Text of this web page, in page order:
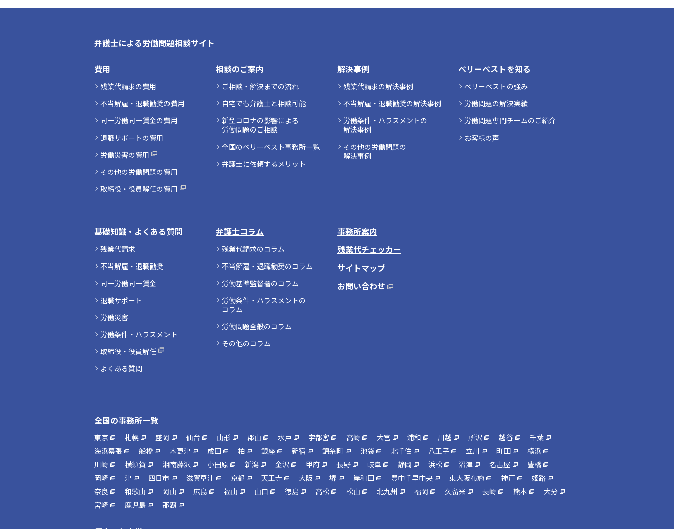
弁護士による労働問題相談サイト
費用
残業代請求の費用
不当解雇・退職勧奨の費用
同一労働同一賃金の費用
退職サポートの費用
労働災害の費用
その他の労働問題の費用
取締役・役員解任の費用
相談のご案内
ご相談・解決までの流れ
自宅でも弁護士と相談可能
新型コロナの影響による
労働問題のご相談
全国のベリーベスト事務所一覧
弁護士に依頼するメリット
解決事例
残業代請求の解決事例
不当解雇・退職勧奨の解決事例
労働条件・ハラスメントの
解決事例
その他の労働問題の
解決事例
ベリーベストを知る
ベリーベストの強み
労働問題の解決実績
労働問題専門チームのご紹介
お客様の声
基礎知識・よくある質問
残業代請求
不当解雇・退職勧奨
同一労働同一賃金
退職サポート
労働災害
労働条件・ハラスメント
取締役・役員解任
よくある質問
弁護士コラム
残業代請求のコラム
不当解雇・退職勧奨のコラム
労働基準監督署のコラム
労働条件・ハラスメントの
コラム
労働問題全般のコラム
その他のコラム
事務所案内
残業代チェッカー
サイトマップ
お問い合わせ
全国の事務所一覧
東京 札幌 盛岡 仙台 山形 郡山 水戸 宇都宮 高崎 大宮 浦和 川越 所沢 越谷
千葉
海浜幕張
船橋 木更津 成田 柏 銀座 新宿 錦糸町 池袋 北千住 八王子 立川 町田
横浜
川崎
横須賀 湘南藤沢 小田原 新潟 金沢 甲府 長野 岐阜 静岡 浜松 沼津 名古屋
豊橋
岡崎
津 四日市 滋賀草津 京都 天王寺 大阪 堺 岸和田 豊中千里中央 東大阪布施 神戸
姫路
奈良
和歌山 岡山 広島 福山 山口 徳島 高松 松山 北九州 福岡 久留米 長崎 熊本
大分
宮崎
鹿児島 那覇